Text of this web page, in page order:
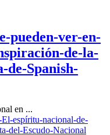
pueden-ver-en-
de-la-
de-Spanish-
en ...